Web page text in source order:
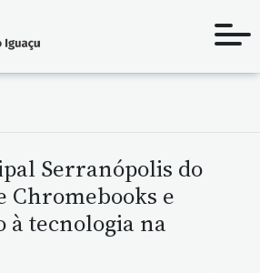
Serranópolis do
Chromebooks e
à tecnologia na